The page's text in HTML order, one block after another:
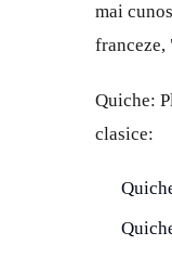
mai
franceze,
Quiche:
clasice: